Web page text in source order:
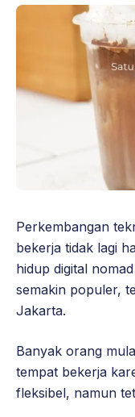
Perkembangan
bekerja tidak lagi
hidup digital
semakin populer,
Jakarta.
Banyak orang
tempat bekerja
fleksibel, namun